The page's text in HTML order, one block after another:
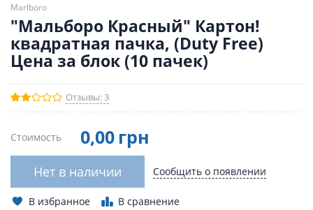
Marlboro
"Мальборо Красный" Картон!
квадратная пачка, (Duty Free)
Цена за блок (10 пачек)
Отзывы: 3
Стоимость 0,00 грн
Нет в наличии Сообщить о появлении
В избранное В сравнение